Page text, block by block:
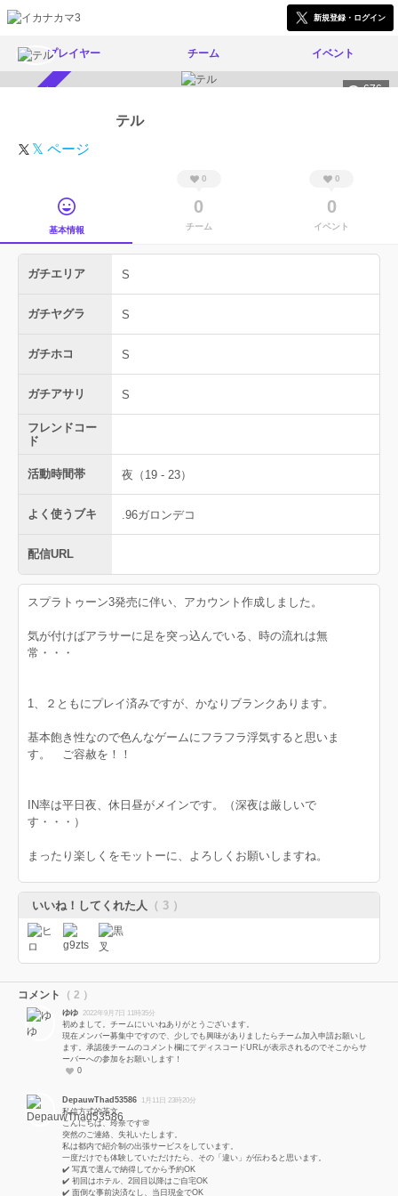
新規登録・ログイン
プレイヤー チーム イベント
676
テル
𝕏 ページ
基本情報
0
0
チーム
0
0
イベント
ガチエリア S
ガチヤグラ S
ガチホコ S
ガチアサリ S
フレンドコー
ド
活動時間帯 夜（19 - 23）
よく使うブキ .96ガロンデコ
配信URL
スプラトゥーン3発売に伴い、アカウント作成しました。
気が付けばアラサーに足を突っ込んでいる、時の流れは無
常・・・
1、２ともにプレイ済みですが、かなりブランクあります。
基本飽き性なので色んなゲームにフラフラ浮気すると思いま
す。 ご容赦を！！
IN率は平日夜、休日昼がメインです。（深夜は厳しいで
す・・・）
まったり楽しくをモットーに、よろしくお願いしますね。
いいね！してくれた人 （ 3 ）
コメント （ 2 ）
ゆゆ 2022年9月7日 11時35分
初めまして。チームにいいねありがとうございます。
現在メンバー募集中ですので、少しでも興味がありましたらチーム加入申請お願いし
ます。承認後チームのコメント欄にてディスコードURLが表示されるのでそこからサ
ーバーへの参加をお願いします！
0
DepauwThad53586 1月11日 23時20分
私信方式的茶文
こんにちは、玲奈です🌸
突然のご連絡、失礼いたします。
私は都内で紹介制の出張サービスをしています。
一度だけでも体験していただけたら、その「違い」が伝わると思います。
✔️ 写真で選んで納得してから予約OK
✔️ 初回はホテル、2回目以降はご自宅OK
✔️ 面倒な事前決済なし、当日現金でOK